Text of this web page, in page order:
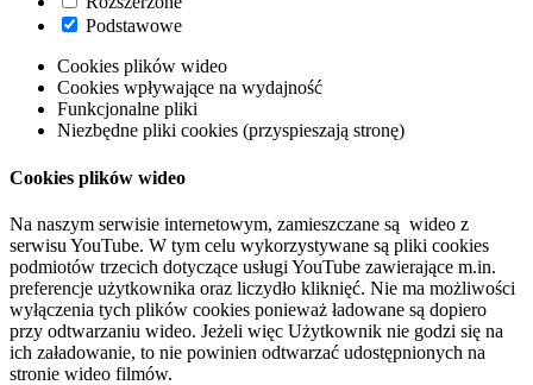
Podstawowe
Cookies plików wideo
Cookies wpływające na wydajność
Funkcjonalne pliki
Niezbędne pliki cookies (przyspieszają stronę)
Cookies plików wideo
Na naszym serwisie internetowym, zamieszczane są wideo z
serwisu YouTube. W tym celu wykorzystywane są pliki cookies
podmiotów trzecich dotyczące usługi YouTube zawierające m.in.
preferencje użytkownika oraz liczydło kliknięć. Nie ma możliwości
wyłączenia tych plików cookies ponieważ ładowane są dopiero
przy odtwarzaniu wideo. Jeżeli więc Użytkownik nie godzi się na
ich załadowanie, to nie powinien odtwarzać udostępnionych na
stronie wideo filmów.